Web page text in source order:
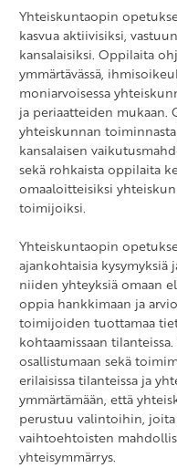
Saksa B2-
Yhteiskuntaopin
kasvua aktiivisiksi,
kansalaisiksi. Oppilaita
ymmärtävässä,
moniarvoisessa
ja periaatteiden mukaan.
yhteiskunnan
kansalaisen
sekä rohkaista oppilaita
omaaloitteisiksi
toimijoiksi.
Yhteiskuntaopin
ajankohtaisia kysymyksiä
niiden yhteyksiä omaan
oppia hankkimaan ja
toimijoiden tuottamaa
kohtaamissaan
osallistumaan sekä
erilaisissa tilanteissa ja
ymmärtämään, että
perustuu valintoihin,
vaihtoehtoisten
yhteisymmärrys.